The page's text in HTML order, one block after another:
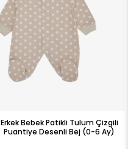
Erkek Bebek Patikli Tulum Çizgili
Puantiye Desenli Bej (0-6 Ay)